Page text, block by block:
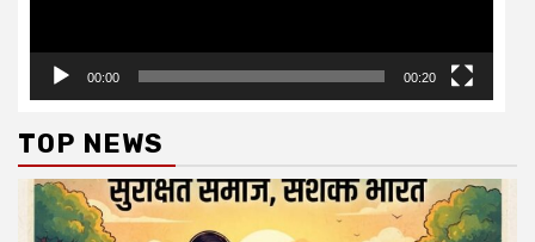
00:00 00:20
TOP NEWS